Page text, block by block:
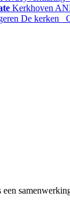
Kerkhoven
De kerken
een